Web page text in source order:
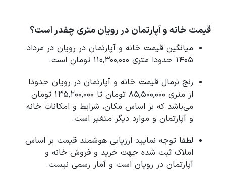
قیمت خانه و آپارتمان در رویان متری چقدر است؟
میانگین قیمت خانه و آپارتمان در رویان در مرداد
1405 حدودا متری 110,300,000 تومان است.
رنج نرمال قیمت خانه و آپارتمان در رویان حدودا
از متری 85,500,000 تومان تا 135,200,000 تومان
می‌باشد که بر اساس مکان، شرایط و امکانات خانه
و آپارتمان و موارد دیگر متغیر است.
لطفا توجه نمایید ارزیابی هوشمند قیمت بر اساس
املاک ثبت شده جهت خرید و فروش خانه و
آپارتمان در رویان است و آمار رسمی نیست.